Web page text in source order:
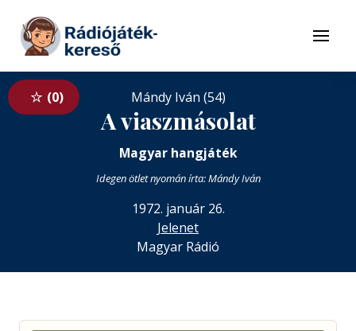
Tovább a tartalomhoz
Menü
0 Mándy Iván (54)
A viaszmásolat
Magyar hangjáték
Idegen ötlet nyomán írta: Mándy Iván
1972. január 26.
Jelenet
Magyar Rádió